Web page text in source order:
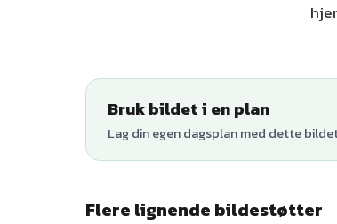
Bruk bildet i en plan
Lag din egen dagsplan med dette
Flere lignende bildestøtter